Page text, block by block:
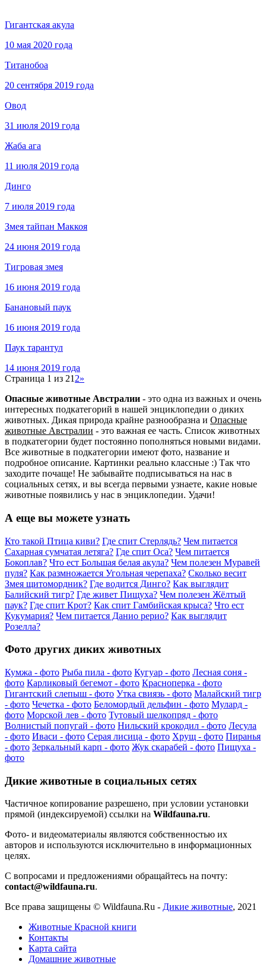
Гигантская акула
10 мая 2020 года
Титанобоа
20 сентября 2019 года
Овод
31 июля 2019 года
Жаба ага
11 июля 2019 года
Динго
7 июля 2019 года
Змея тайпан Маккоя
24 июня 2019 года
Тигровая змея
16 июня 2019 года
Банановый паук
16 июня 2019 года
Паук тарантул
14 июня 2019 года
Страница 1 из 21 2»
Опасные животные Австралии - это одна из важных и очень
интересных подкатегорий в нашей энциклопедии о диких
животных. Дикая природа крайне разнообразна и Опасные
животные Австралии - это важная ее часть. Список животных
в подкатегории будет постоянно пополняться новыми видами.
Все животные в подкатегории имеют фото, название и
подробное описание. Картинки реально классные :) Так что
заходите почаще! Не забывайте подписываться на нас в
социальных сетях, и вы всегда первыми узнаете, какие новые
животные появились у нас в энциклопедии. Удачи!
А еще вы можете узнать
Кто такой Птица киви? Где спит Стерлядь? Чем питается
Сахарная сумчатая летяга? Где спит Оса? Чем питается
Бокоплав? Что ест Большая белая акула? Чем полезен Муравей
пуля? Как размножается Угольная черепаха? Сколько весит
Змея щитомордник? Где водится Динго? Как выглядит
Балийский тигр? Где живет Пищуха? Чем полезен Жёлтый
паук? Где спит Крот? Как спит Гамбийская крыса? Что ест
Кукумария? Чем питается Данио рерио? Как выглядит
Розелла?
Фото других диких животных
Кумжа - фото Рыба пила - фото Кугуар - фото Лесная соня -
фото Карликовый бегемот - фото Красноперка - фото
Гигантский слепыш - фото Утка свиязь - фото Малайский тигр
- фото Чечетка - фото Беломордый дельфин - фото Мулард -
фото Морской лев - фото Тутовый шелкопряд - фото
Волнистый попугай - фото Нильский крокодил - фото Лесула
- фото Иваси - фото Серая лисица - фото Хрущ - фото Пиранья
- фото Зеркальный карп - фото Жук скарабей - фото Пищуха -
фото
Дикие животные в социальных сетях
Частичное копирование разрешено, при условии установки
прямой (индексируемой) ссылки на Wildfauna.ru.
Фото- и видеоматериалы являются собственностью их
авторов и используются исключительно в информационных
целях.
С вопросами и предложениями обращайтесь на почту:
contact@wildfauna.ru.
Все права защищены © Wildfauna.Ru - Дикие животные, 2021
Животные Красной книги
Контакты
Карта сайта
Домашние животные